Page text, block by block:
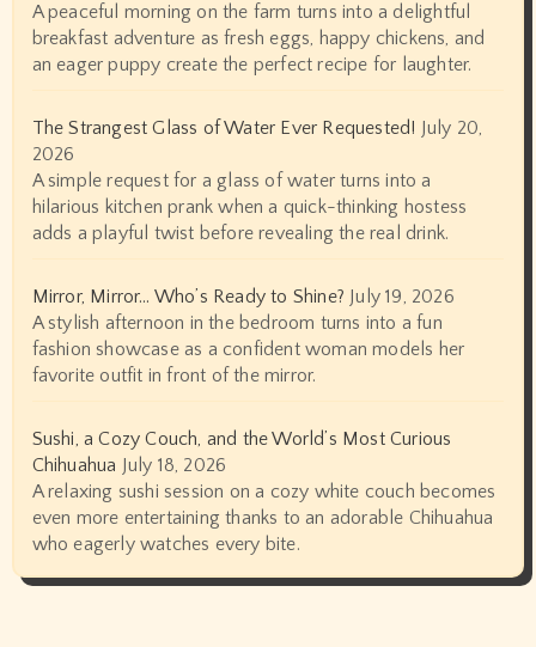
A peaceful morning on the farm turns into a delightful
breakfast adventure as fresh eggs, happy chickens, and
an eager puppy create the perfect recipe for laughter.
The Strangest Glass of Water Ever Requested! July 20,
2026
A simple request for a glass of water turns into a
hilarious kitchen prank when a quick-thinking hostess
adds a playful twist before revealing the real drink.
Mirror, Mirror… Who’s Ready to Shine? July 19, 2026
A stylish afternoon in the bedroom turns into a fun
fashion showcase as a confident woman models her
favorite outfit in front of the mirror.
Sushi, a Cozy Couch, and the World’s Most Curious
Chihuahua July 18, 2026
A relaxing sushi session on a cozy white couch becomes
even more entertaining thanks to an adorable Chihuahua
who eagerly watches every bite.